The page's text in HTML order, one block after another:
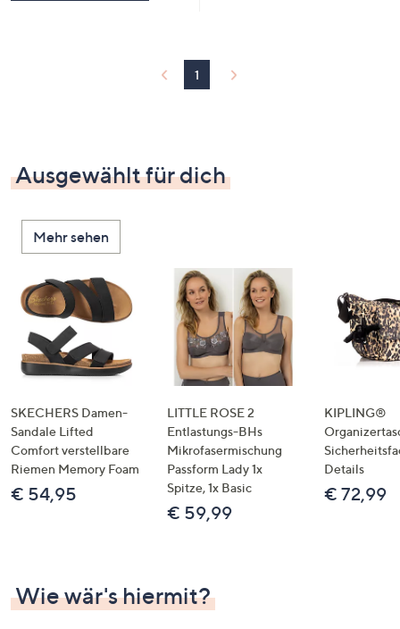
1
Ausgewählt für dich
Mehr sehen
SKECHERS Damen-
Sandale Lifted
Comfort verstellbare
Riemen Memory Foam
€ 54,95
LITTLE ROSE 2
Entlastungs-BHs
Mikrofasermischung
Passform Lady 1x
Spitze, 1x Basic
€ 59,99
KIPLING®
Details
€ 72,99
Wie wär's hiermit?